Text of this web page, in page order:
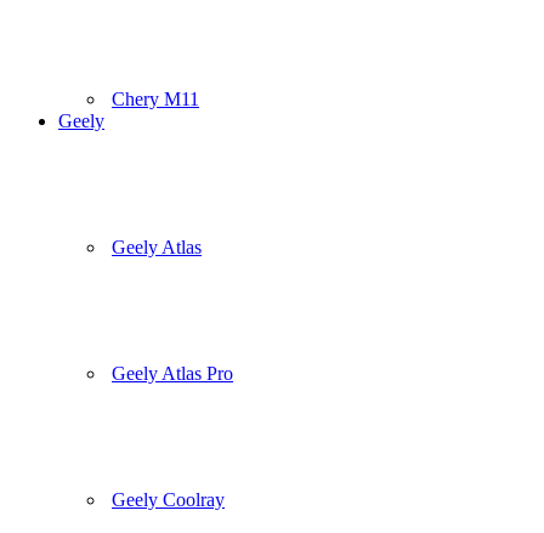
Chery M11
Geely
Geely Atlas
Geely Atlas Pro
Geely Coolray